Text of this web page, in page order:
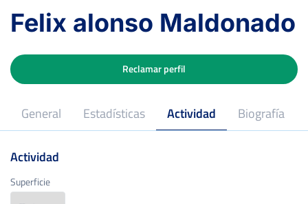
Felix alonso Maldonado
General Estadísticas Actividad Biografía
Reclamar perfil
Superficie
Actividad
Superficie